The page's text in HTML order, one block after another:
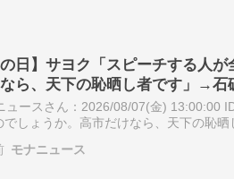
の日】サヨク「スピーチする人
ら、天下の恥晒し者です」→石
ュースさん：2026/08/07(金) 13:00:00
でしょうか。高市だけなら、天下の恥
モナニュース